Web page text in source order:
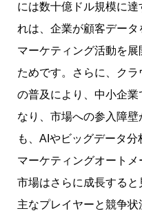
には数十億ドル規模に
れは、企業が顧客デー
マーケティング活動を
ためです。さらに、ク
の普及により、中小企
なり、市場への参入障
も、AIやビッグデータ
マーケティングオートメ
市場はさらに成長すると
主なプレイヤーと競争状